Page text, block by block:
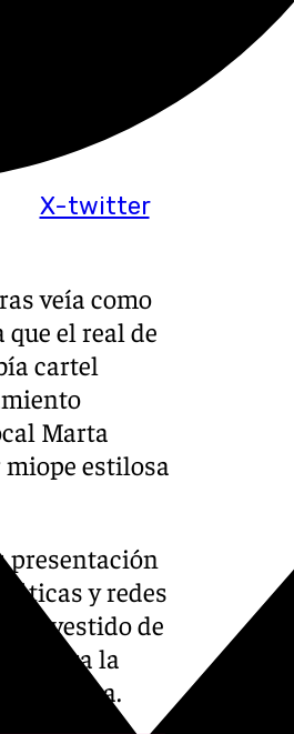
X-twitter
veía como
el real de
cartel
Marta
miope estilosa
presentación
y redes
un vestido de
centra la
Guinea.